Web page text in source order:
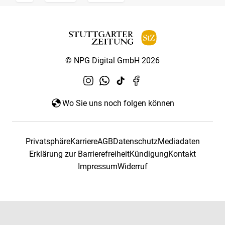
© NPG Digital GmbH 2026
Wo Sie uns noch folgen können
PrivatsphäreKarriereAGBDatenschutzMediadaten
Erklärung zur BarrierefreiheitKündigungKontakt
ImpressumWiderruf